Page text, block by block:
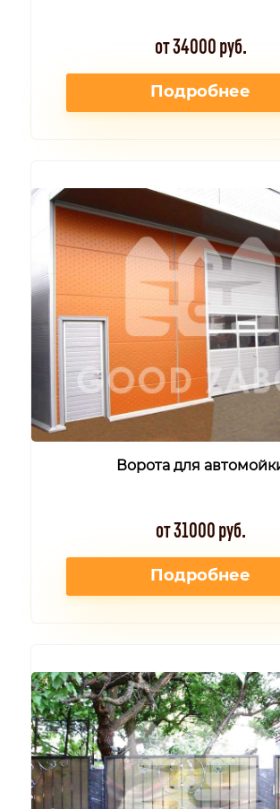
от 34000 руб.
Подробнее
Ворота для
от 31000 руб.
Подробнее